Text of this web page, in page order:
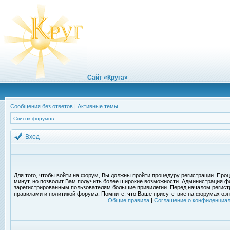
Сайт «Круга»
Сообщения без ответов | Активные темы
Список форумов
Вход
Для того, чтобы войти на форум, Вы должны пройти процедуру регистрации.
минут, но позволит Вам получить более широкие возможности. Администрация
зарегистрированным пользователям большие привилегии. Перед началом
правилами и политикой форума. Помните, что Ваше присутствие на форумах
Общие правила| Соглашение о